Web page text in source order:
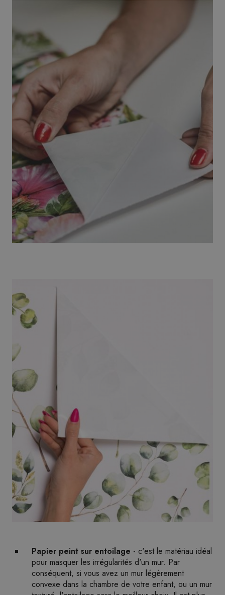
Papier peint sur entoilage - c'est le matériau idéal
pour masquer les irrégularités d'un mur. Par
conséquent, si vous avez un mur légèrement
convexe dans la chambre de votre enfant, ou un mur